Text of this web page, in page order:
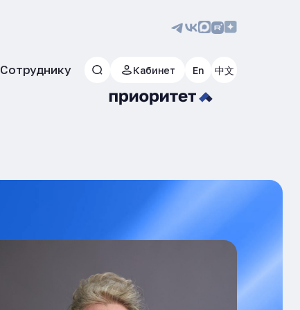
Сотруднику
Кабинет En 中文